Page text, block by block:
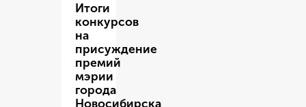
Итоги
конкурсов
на
присуждение
премий
мэрии
города
Новосибирска